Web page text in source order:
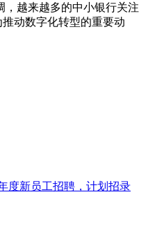
，越来越多的中小银行关注
动数字化转型的重要动
度新员工招聘，计划招录